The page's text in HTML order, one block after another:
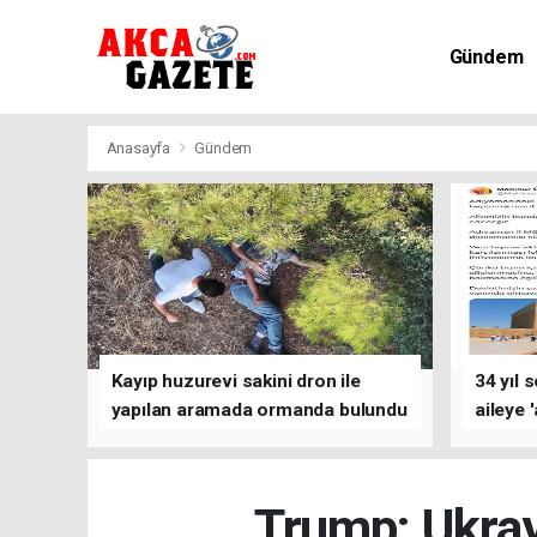
Gündem
Anasayfa Gündem
Kayıp huzurevi sakini dron ile
yapılan aramada ormanda bulundu
34 yıl
aileye